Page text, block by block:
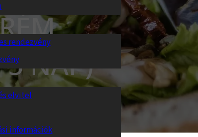
rendezvény
elvitel
információk
5 NAP)